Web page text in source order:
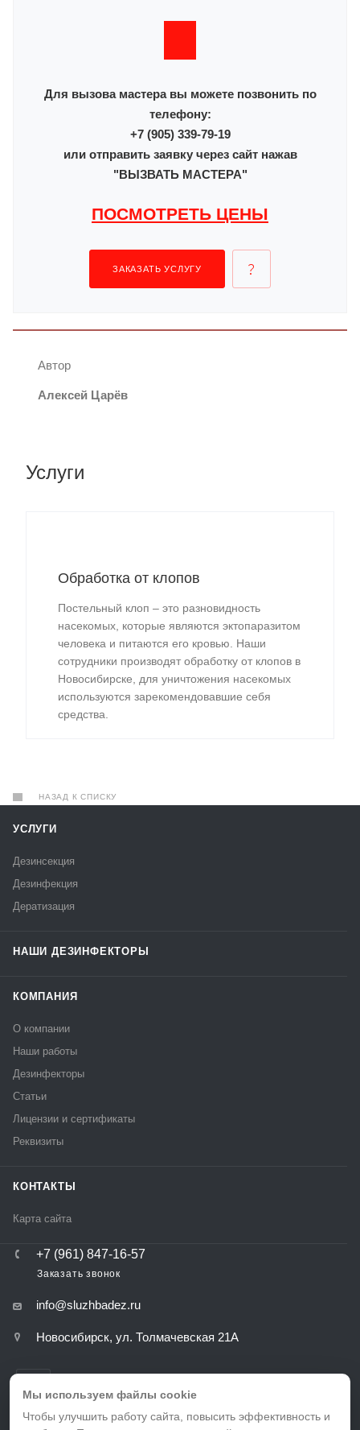
Для вызова мастера вы можете позвонить по
телефону:
+7 (905) 339-79-19
или отправить заявку через сайт нажав
"ВЫЗВАТЬ МАСТЕРА"
ПОСМОТРЕТЬ ЦЕНЫ
ЗАКАЗАТЬ УСЛУГУ
Автор
Алексей Царёв
Услуги
Обработка от клопов
Постельный клоп – это разновидность
насекомых, которые являются эктопаразитом
человека и питаются его кровью. Наши
сотрудники производят обработку от клопов в
Новосибирске, для уничтожения насекомых
используются зарекомендовавшие себя
средства.
НАЗАД К СПИСКУ
УСЛУГИ
Дезинсекция
Дезинфекция
Дератизация
НАШИ ДЕЗИНФЕКТОРЫ
КОМПАНИЯ
О компании
Наши работы
Дезинфекторы
Статьи
Лицензии и сертификаты
Реквизиты
КОНТАКТЫ
Карта сайта
+7 (961) 847-16-57
Заказать звонок
info@sluzhbadez.ru
Новосибирск, ул. Толмачевская 21А
Мы используем файлы cookie
Чтобы улучшить работу сайта, повысить эффективность и